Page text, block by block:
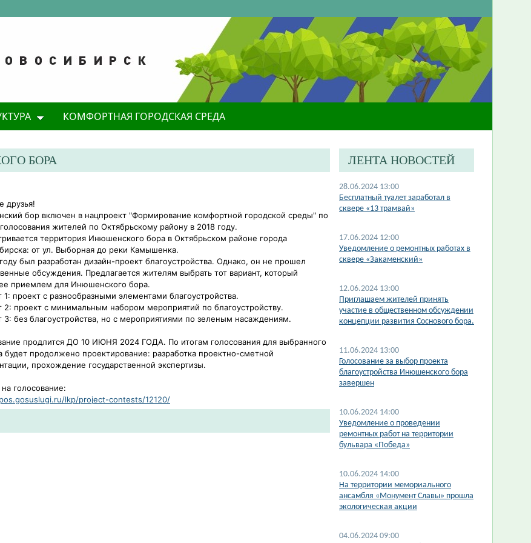
КОМФОРТНАЯ ГОРОДСКАЯ СРЕДА
БОРА
друзья!
бор включен в нацпроект "Формирование комфортной городской среды" по
жителей по Октябрьскому району в 2018 году.
территория Инюшенского бора в Октябрьском районе города
от ул. Выборная до реки Камышенка.
был разработан дизайн-проект благоустройства. Однако, он не прошел
обсуждения. Предлагается жителям выбрать тот вариант, который
приемлем для Инюшенского бора.
1: проект с разнообразными элементами благоустройства.
2: проект с минимальным набором мероприятий по благоустройству.
3: без благоустройства, но с мероприятиями по зеленым насаждениям.
продлится ДО 10 ИЮНЯ 2024 ГОДА. По итогам голосования для выбранного
будет продолжено проектирование: разработка проектно-сметной
прохождение государственной экспертизы.
голосование:
lkp/project-contests/12120/​
ЛЕНТА НОВОСТЕЙ
28.06.2024 13:00
​Бесплатный туалет заработал в
сквере «13 трамвай»
17.06.2024 12:00
Уведомление о ремонтных работах в
сквере «Закаменский»
12.06.2024 13:00
Приглашаем жителей принять
участие в общественном обсуждении
концепции развития Соснового бора.
11.06.2024 13:00
Голосование за выбор проекта
благоустройства Инюшенского бора
завершен
10.06.2024 14:00
​Уведомление о проведении
ремонтных работ на территории
бульвара «Победа»
10.06.2024 14:00
​На территории мемориального
ансамбля «Монумент Славы» прошла
экологическая акции
04.06.2024 09:00